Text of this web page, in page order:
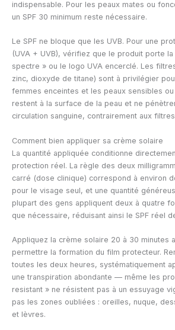
indispensable. Pour les peaux mates ou
un SPF 30 minimum reste nécessaire.
Le SPF ne bloque que les UVB. Pour une
(UVA + UVB), vérifiez que le produit porte
spectre » ou le logo UVA encerclé. Les
zinc, dioxyde de titane) sont à privilégier
femmes enceintes et les peaux sensibles
restent à la surface de la peau et ne
circulation sanguine, contrairement aux
Comment bien appliquer sa crème solaire
La quantité appliquée conditionne
protection réel. La règle des deux
carré (dose clinique) correspond à environ
pour le visage seul, et une quantité
plupart des gens appliquent deux à quatre
que nécessaire, réduisant ainsi le SPF réel
Appliquez la crème solaire 20 à 30 minutes
permettre la formation du film protecteur.
toutes les deux heures, systématiquement
une transpiration abondante — même les
resistant » ne résistent pas à un essuyage
pas les zones oubliées : oreilles, nuque,
et lèvres.